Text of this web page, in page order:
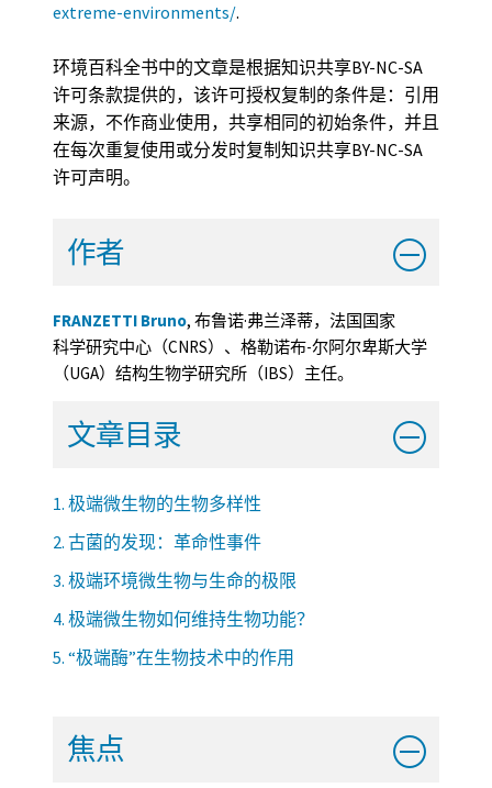
extreme-environments/.
环境百科全书中的文章是根据知识共享BY-NC-SA
许可条款提供的，该许可授权复制的条件是：引用
来源，不作商业使用，共享相同的初始条件，并且
在每次重复使用或分发时复制知识共享BY-NC-SA
许可声明。
作者
FRANZETTI Bruno, 布鲁诺·弗兰泽蒂，法国国家
科学研究中心（CNRS）、格勒诺布-尔阿尔卑斯大学
（UGA）结构生物学研究所（IBS）主任。
文章目录
1. 极端微生物的生物多样性
2. 古菌的发现：革命性事件
3. 极端环境微生物与生命的极限
4. 极端微生物如何维持生物功能？
5. “极端酶”在生物技术中的作用
焦点